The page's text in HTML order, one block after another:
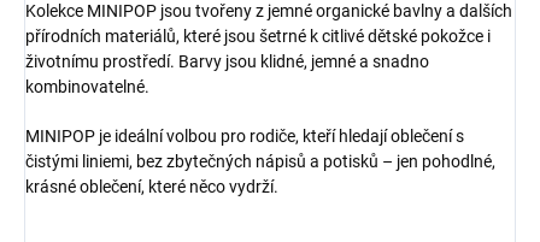
Kolekce MINIPOP jsou tvořeny z jemné organické bavlny a dalších
přírodních materiálů, které jsou šetrné k citlivé dětské pokožce i
životnímu prostředí. Barvy jsou klidné, jemné a snadno
kombinovatelné.
MINIPOP je ideální volbou pro rodiče, kteří hledají oblečení s
čistými liniemi, bez zbytečných nápisů a potisků – jen pohodlné,
krásné oblečení, které něco vydrží.